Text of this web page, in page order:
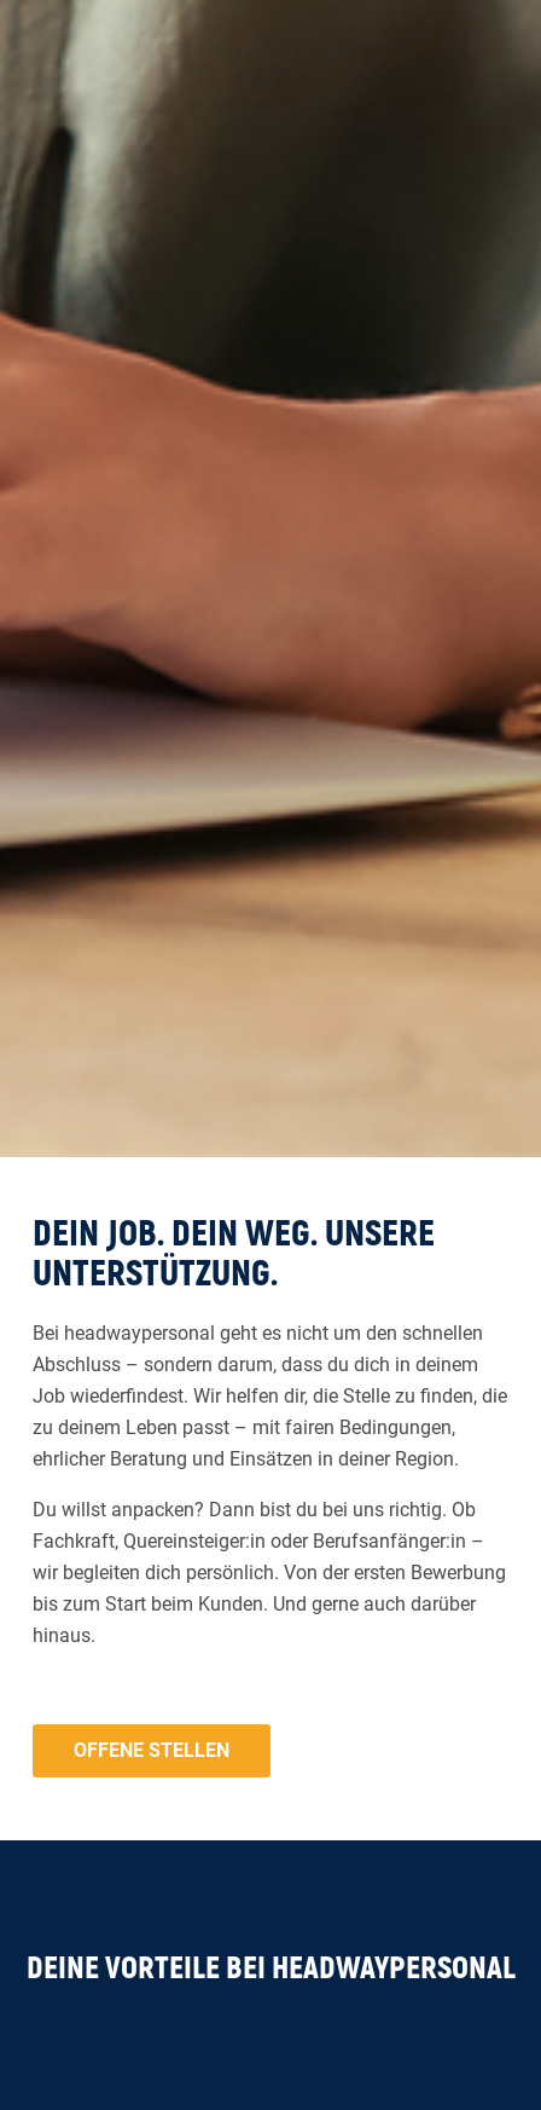
DEIN JOB. DEIN WEG. UNSERE
UNTERSTÜTZUNG.
Bei headwaypersonal geht es nicht um den schnellen
Abschluss – sondern darum, dass du dich in deinem
Job wiederfindest. Wir helfen dir, die Stelle zu finden, die
zu deinem Leben passt – mit fairen Bedingungen,
ehrlicher Beratung und Einsätzen in deiner Region.
Du willst anpacken? Dann bist du bei uns richtig. Ob
Fachkraft, Quereinsteiger:in oder Berufsanfänger:in –
wir begleiten dich persönlich. Von der ersten Bewerbung
bis zum Start beim Kunden. Und gerne auch darüber
hinaus.
OFFENE STELLEN
DEINE VORTEILE BEI HEADWAYPERSONAL